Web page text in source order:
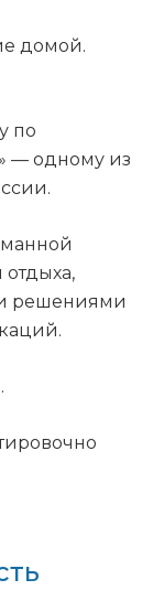
домой.
по
— одному из
решениями